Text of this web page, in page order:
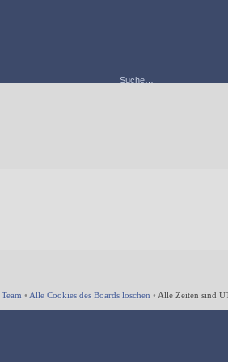
• Alle Cookies des Boards löschen • Alle Zeiten sind